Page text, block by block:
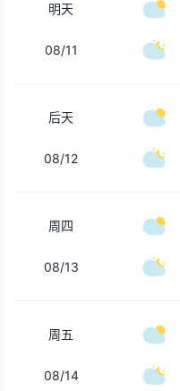
明天
08/11
后天
08/12
周四
08/13
周五
08/14